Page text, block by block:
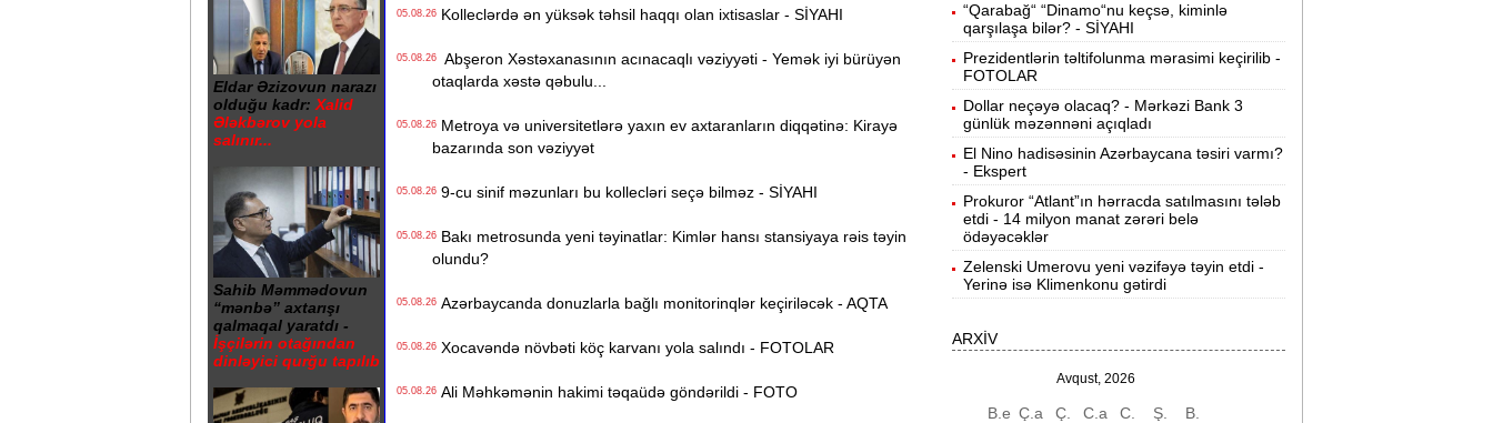
Eldar Əzizovun narazı
olduğu kadr: Xalid
Ələkbərov yola
salınır...
Sahib Məmmədovun
“mənbə” axtarışı
qalmaqal yaratdı -
İşçilərin otağından
dinləyici qurğu tapılıb
05.08.26Kolleclərdə ən yüksək təhsil haqqı olan ixtisaslar - SİYAHI
05.08.26Abşeron Xəstəxanasının acınacaqlı vəziyyəti - Yemək iyi bürüyən
otaqlarda xəstə qəbulu...
05.08.26Metroya və universitetlərə yaxın ev axtaranların diqqətinə: Kirayə
bazarında son vəziyyət
05.08.269-cu sinif məzunları bu kollecləri seçə bilməz - SİYAHI
05.08.26Bakı metrosunda yeni təyinatlar: Kimlər hansı stansiyaya rəis təyin
olundu?
05.08.26Azərbaycanda donuzlarla bağlı monitorinqlər keçiriləcək - AQTA
05.08.26Xocavəndə növbəti köç karvanı yola salındı - FOTOLAR
05.08.26Ali Məhkəmənin hakimi təqaüdə göndərildi - FOTO
19:16
“Sea Breeze“də mənzil qiymətləri necə
dəyişir? -Qiymətlər
19:00 Bakıda ticarət mərkəzində FACİƏ:liftin
şaxtasına düşüb öldü
18:41 Pentaqondan kritik addım: Rusiya və
Çinə qarşı yeni plan
18:22
Naxçıvan Şəhər Poliklinikasında tibbi
arayış 60-80 manata satılır? -
18:05
Kolleclərdə ən yüksək təhsil haqqı
"Yəhudi David Seliverstov" Kazım
Abbasov çıxdı! -Bir dələduzla bağlı
“Qarabağ“ “Dinamo“nu keçsə, kiminlə
qarşılaşa bilər? - SİYAHI
Prezidentlərin təltifolunma mərasimi keçirilib -
FOTOLAR
Dollar neçəyə olacaq? - Mərkəzi Bank 3
günlük məzənnəni açıqladı
El Nino hadisəsinin Azərbaycana təsiri varmı?
- Ekspert
Prokuror “Atlant”ın hərracda satılmasını tələb
etdi - 14 milyon manat zərəri belə
ödəyəcəklər
Zelenski Umerovu yeni vəzifəyə təyin etdi -
Yerinə isə Klimenkonu gətirdi
ARXİV
Avqust, 2026
B.e Ç.a Ç. C.a C. Ş. B.